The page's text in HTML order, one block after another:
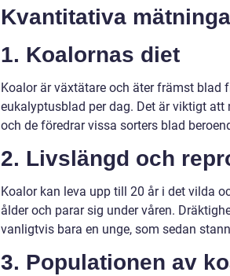
Kvantitativa
1. Koalornas diet
Koalor är växtätare och äter främst blad
eukalyptusblad per dag. Det är viktigt
och de föredrar vissa sorters blad
2. Livslängd och
Koalor kan leva upp till 20 år i det vilda
ålder och parar sig under våren.
vanligtvis bara en unge, som sedan
3. Populationen av